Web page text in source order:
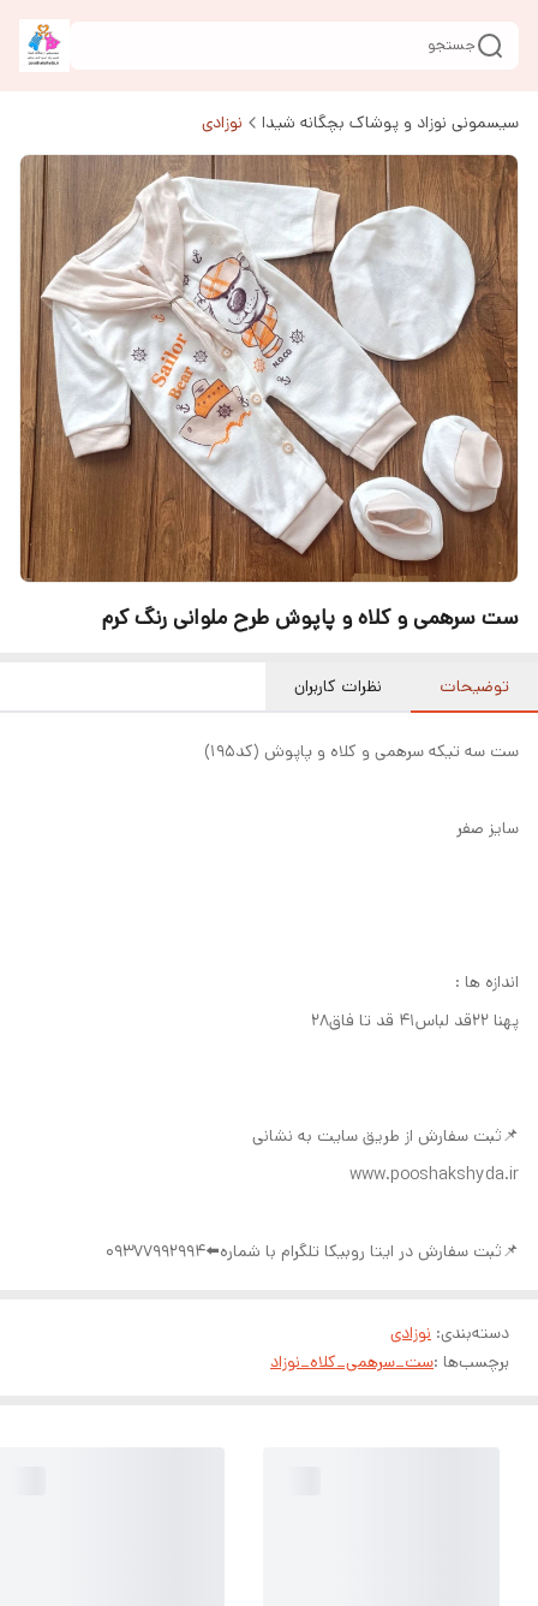
جستجو
سیسمونی نوزاد و پوشاک بچگانه شیدا نوزادی
ست سرهمی و کلاه و پاپوش طرح ملوانی رنگ کرم
توضیحات نظرات کاربران
ست سه تیکه سرهمی و کلاه و پاپوش (کد۱۹۵)
سایز صفر
اندازه ها :
پهنا ۲۲قد لباس۴۱ قد تا فاق۲۸
📌ثبت سفارش از طریق سایت به نشانی
www.pooshakshyda.ir
📌ثبت سفارش در ایتا روبیکا تلگرام با شماره⬅️09377992994
دسته‌بندی: نوزادی
برچسب‌ها :ست_سرهمی_کلاه_نوزاد